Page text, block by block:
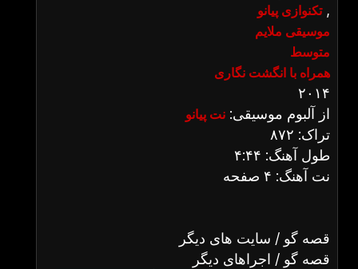
تکنوازی پیانو,
موسیقی ملایم
متوسط
همراه با انگشت نگاری
۲۰۱۴
از آلبوم موسیقی: نت پیانو
تراک: ۸۷۲
طول آهنگ: ۴:۴۴
نت آهنگ: ۴ صفحه
قصه گو / سایت های دیگر
قصه گو / اجراهای دیگر